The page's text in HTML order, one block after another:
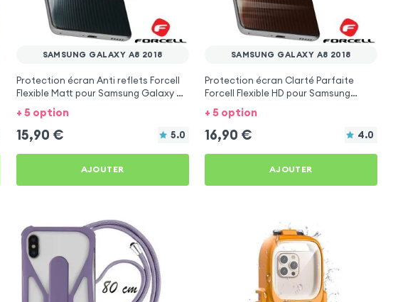
SAMSUNG GALAXY A8 2018
Protection écran Anti reflets Forcell
Flexible Matt pour Samsung Galaxy A8
2018
+ 5 option
15,90 € 5.0
AJOUTER
SAMSUNG GALAXY A8 2018
Protection écran Clarté Parfaite
Forcell Flexible HD pour Samsung
Galaxy A8 2018
+ 5 option
16,90 € 4.0
AJOUTER